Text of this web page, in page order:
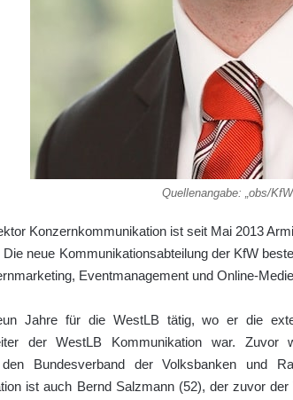
Quellenangabe: „obs/
Konzernkommunikation ist seit Mai 2013
neue Kommunikationsabteilung der KfW
Eventmanagement und Online-
Jahre für die WestLB tätig, wo er die
der WestLB Kommunikation war.
den Bundesverband der Volksbanken und
ist auch Bernd Salzmann (52), der zuvor